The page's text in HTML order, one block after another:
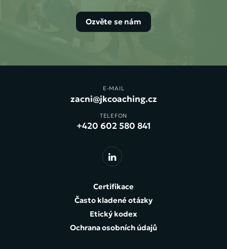
Ozvěte se nám
E-MAIL
zacni@jkcoaching.cz
TELEFON
+420 602 580 841
Certifikace
Často kladené otázky
Etický kodex
Ochrana osobních údajů